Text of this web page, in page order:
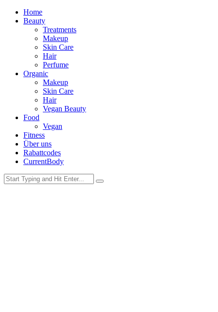
Home
Beauty
Treatments
Makeup
Skin Care
Hair
Perfume
Organic
Makeup
Skin Care
Hair
Vegan Beauty
Food
Vegan
Fitness
Über uns
Rabattcodes
CurrentBody